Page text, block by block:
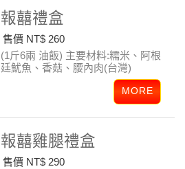
報囍禮盒
售價 NT$ 260
(1斤6兩 油飯) 主要材料:糯米、阿根
廷魷魚、香菇、腰內肉(台灣)
報囍雞腿禮盒
售價 NT$ 290